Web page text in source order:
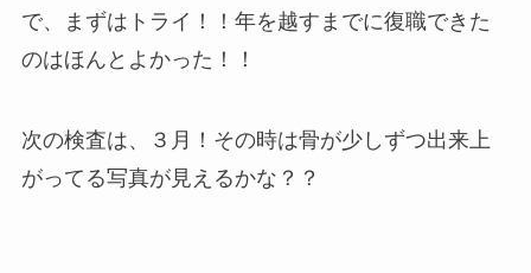
で、まずはトライ！！年を越すまでに復職できた
のはほんとよかった！！
次の検査は、３月！その時は骨が少しずつ出来上
がってる写真が見えるかな？？